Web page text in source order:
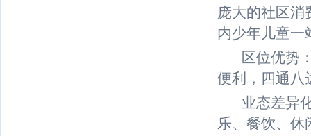
庞大的社区消
内少年儿童一
区位优势：
便利，四通八
业态差异化
乐、餐饮、休